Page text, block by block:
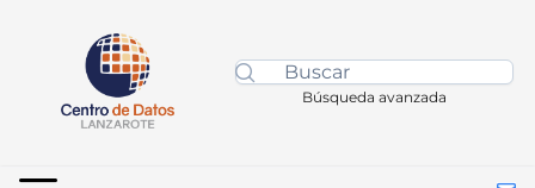
Búsqueda avanzada